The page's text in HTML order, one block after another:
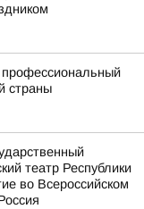
страны
театр Республики
во Всероссийском